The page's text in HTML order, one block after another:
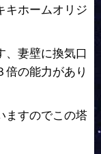
キホームオリジ
、妻壁に換気口
倍の能力があり
ますのでこの塔